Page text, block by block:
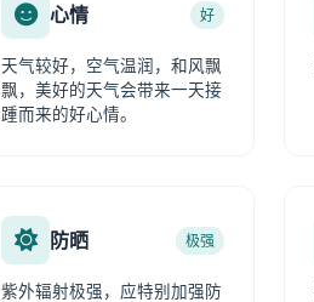
心情 好
天气较好，空气温润，和风飘
飘，美好的天气会带来一天接
踵而来的好心情。
防晒 极强
紫外辐射极强，应特别加强防